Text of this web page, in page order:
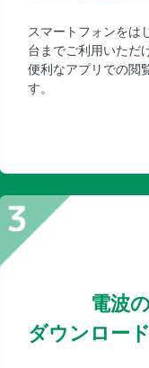
スマートフォンをは
台までご利用いただ
便利なアプリでの閲
す。
電波
ダウンロー